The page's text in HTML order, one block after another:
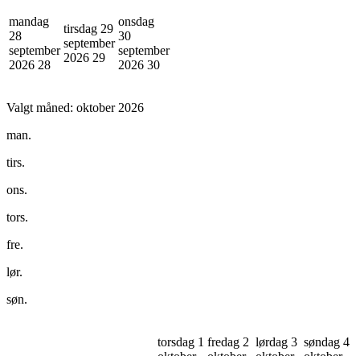
mandag
28
september
2026 28
tirsdag 29
september
2026 29
onsdag
30
september
2026 30
Valgt måned: oktober 2026
man.
tirs.
ons.
tors.
fre.
lør.
søn.
torsdag 1 fredag 2 lørdag 3 søndag 4